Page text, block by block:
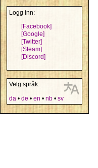
Logg inn:
[Facebook]
[Google]
[Twitter]
[Steam]
[Discord]
Velg språk:
da • de • en • nb • sv